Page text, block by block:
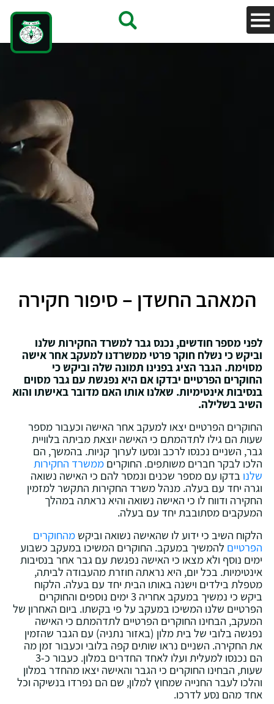
המאהב החשדן – סיפור חקירה
לפני מספר חודשים, נכנס גבר למשרד החקירות שלנו
וביקש כי נשלח חוקר פרטי ממשרדנו למעקב אחר אישה
מסוימת. הגבר הציג בפנינו תמונה שלה וביקש כי
החוקרים הפרטיים יבדקו אם היא נפגשת עם גבר מסוים
בנסיבות אינטימיות. שאלנו אותו האם מדובר באישתו והוא
השיב בשלילה.
החוקרים הפרטיים יצאו למעקב אחר האישה וכעבור מספר
שעות הם גילו לתדהמתם כי האישה יוצאת מביתה בלוויית
גבר, השניים נכנסו לרכב ונסעו לערוך קניות. בהמשך, הם
הלכו לבקר חברים משותפים. החוקריםממשרד החקירות
שלנו בדקו עם מספר שכנים ונמסר להם כי האישה נשואה
וגרה יחד עם בעלה. מנהל משרד החקירות התקשר למזמין
החקירה ודווח לו כי האישה נשואה והיא נראתה במהלך
המעקבים מסתובבת יחד עם בעלה.
הלקוח השיב כי ידוע לו שהאישה נשואה וביקשמהחוקרים
הפרטיים להמשיך במעקב. החוקרים המשיכו במעקב כשבוע
ימים נוסף ולא מצאו כי האישה נפגשת עם גבר אחר בנסיבות
אינטימיות. בכל יום, היא נראתה חוזרת מהעבודה לביתה,
מטפלת בילדים וישנה באותו הבית יחד עם בעלה. הלקוח
ביקש כי נמשיך במעקב אחריה 3 ימים נוספים והחוקרים
הפרטיים שלנו המשיכו במעקב על פי בקשתו. ביום האחרון של
המעקב, הבחינו החוקרים הפרטיים לתדהמתם כי האישה
נפגשה בלובי של בית מלון (באזור נתניה) עם הגבר שהזמין
את החקירה. השניים נראו שותים קפה בלובי וכעבור זמן מה
הם נכנסו למעלית ועלו לאחד החדרים במלון. כעבור כ-3
שעות, הבחינו החוקרים כי הגבר והאישה יצאו מהחדר במלון
והלכו לעבר החנייה שמחוץ למלון, שם הם נפרדו בנשיקה וכל
אחד מהם נסע לדרכו.